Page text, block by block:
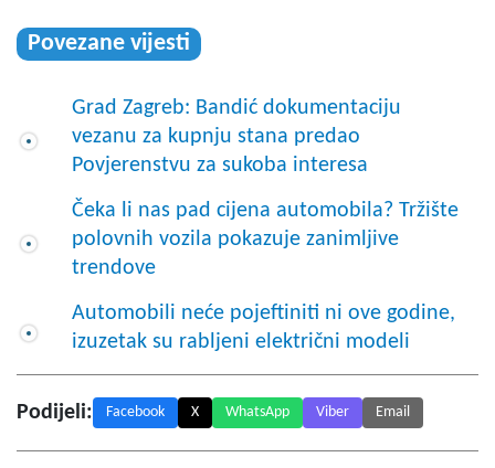
Povezane vijesti
Grad Zagreb: Bandić dokumentaciju
vezanu za kupnju stana predao
Povjerenstvu za sukoba interesa
Čeka li nas pad cijena automobila? Tržište
polovnih vozila pokazuje zanimljive
trendove
Automobili neće pojeftiniti ni ove godine,
izuzetak su rabljeni električni modeli
Podijeli: Facebook X WhatsApp Viber Email